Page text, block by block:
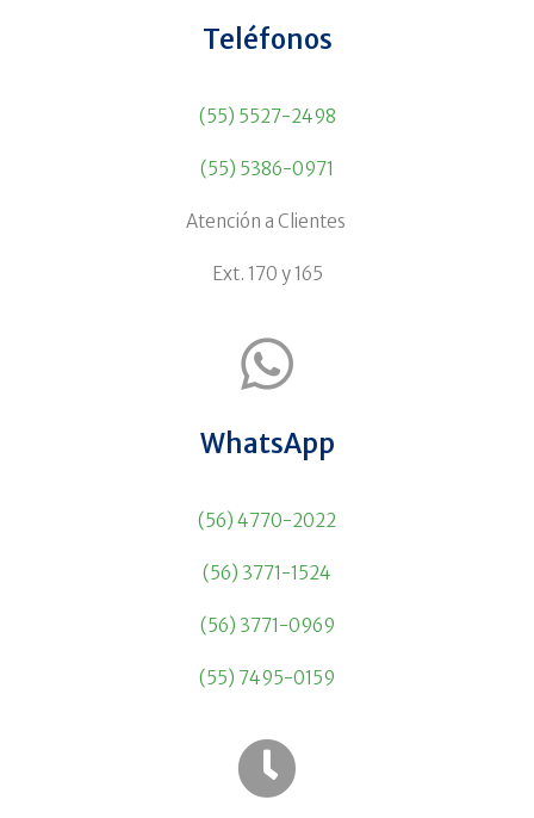
Teléfonos
(55) 5527-2498
(55) 5386-0971
Atención a Clientes
Ext. 170 y 165
WhatsApp
(56) 4770-2022
(56) 3771-1524
(56) 3771-0969
(55) 7495-0159